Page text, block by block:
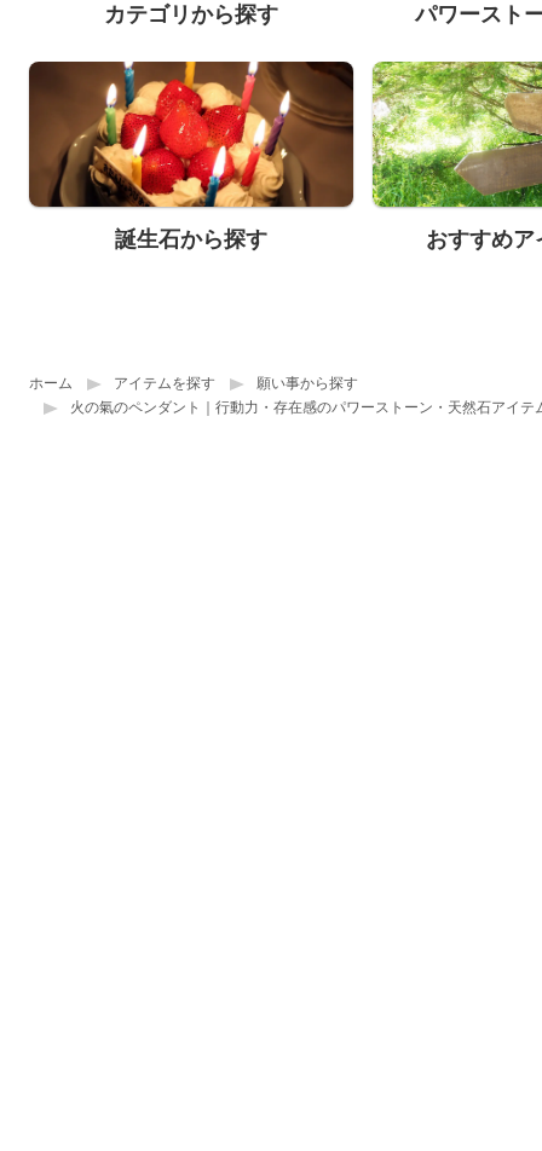
カテゴリから探す パワースト
誕生石から探す おすすめア
ホーム アイテムを探す
願い事から探す
火の氣のペンダント｜行動力・存在感のパワーストーン・天然石アイテ